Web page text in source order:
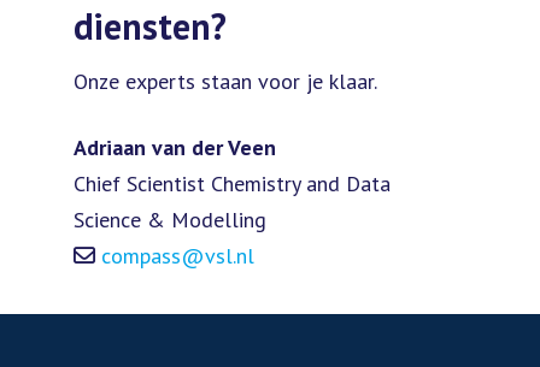
diensten?
Onze experts staan voor je klaar.
Adriaan van der Veen
Chief Scientist Chemistry and Data
Science & Modelling
compass@vsl.nl